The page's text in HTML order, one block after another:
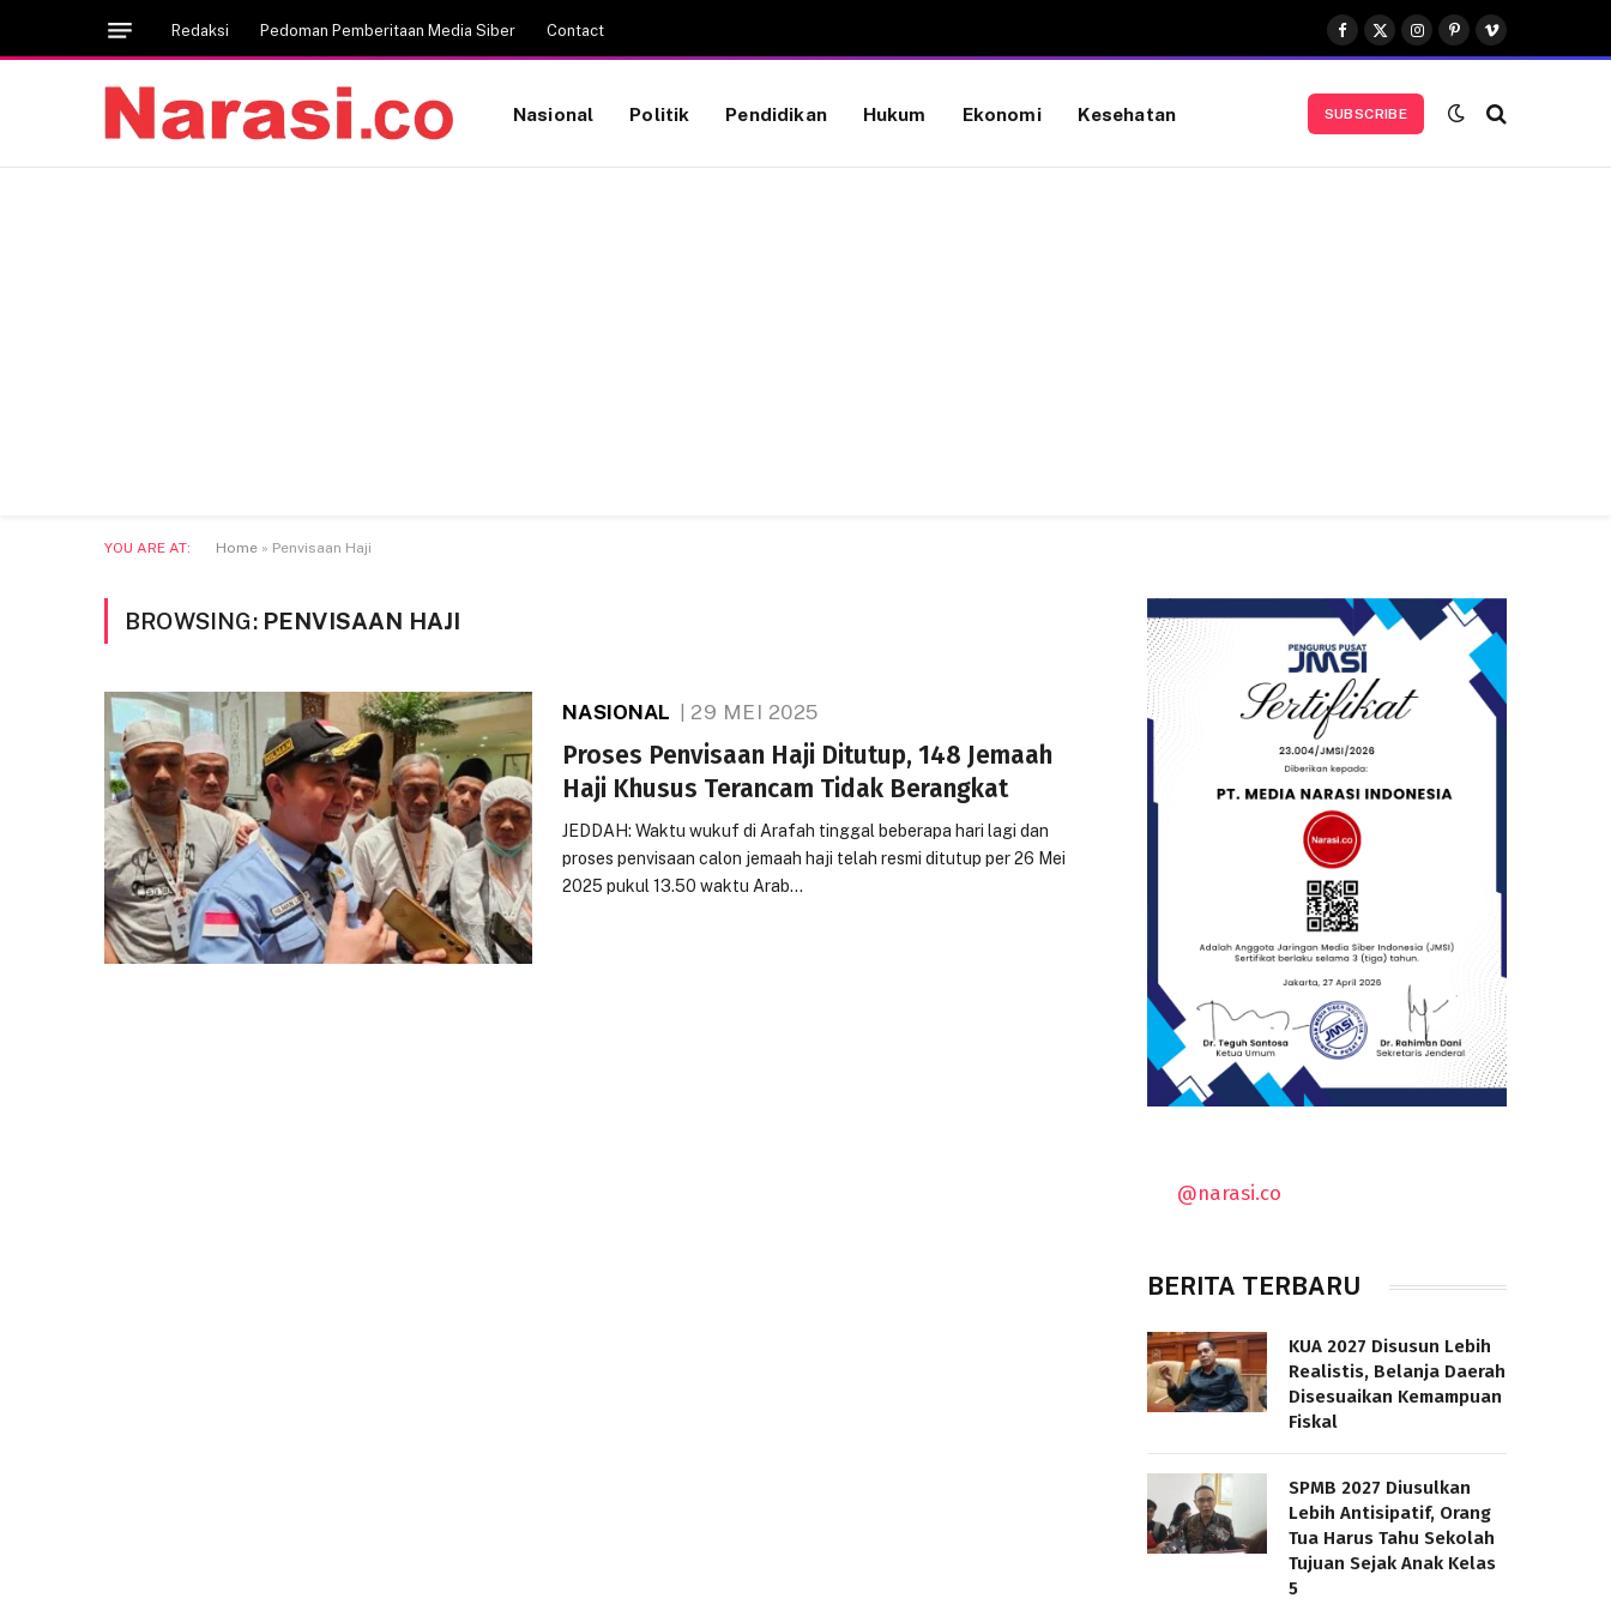
Redaksi Pedoman Pemberitaan Media Siber Contact
Facebook
X
(Twitter)
Instagram
Pinterest
Vimeo
Nasional Politik Pendidikan Hukum Ekonomi Kesehatan SUBSCRIBE
YOU ARE AT: Home » Penvisaan Haji
BROWSING: PENVISAAN HAJI
NASIONAL 29 MEI 2025
Proses Penvisaan Haji Ditutup, 148 Jemaah
Haji Khusus Terancam Tidak Berangkat
JEDDAH: Waktu wukuf di Arafah tinggal beberapa hari lagi dan
proses penvisaan calon jemaah haji telah resmi ditutup per 26 Mei
2025 pukul 13.50 waktu Arab…
@narasi.co
BERITA TERBARU
KUA 2027 Disusun Lebih
Realistis, Belanja Daerah
Disesuaikan Kemampuan
Fiskal
SPMB 2027 Diusulkan
Lebih Antisipatif, Orang
Tua Harus Tahu Sekolah
Tujuan Sejak Anak Kelas
5